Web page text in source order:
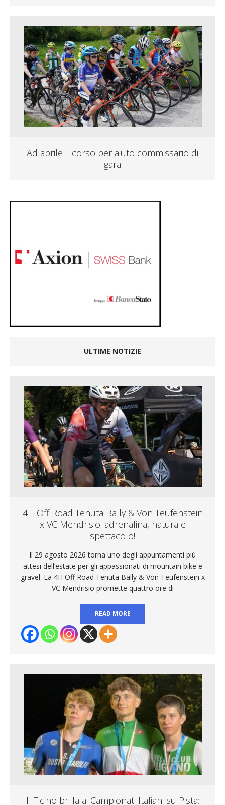
Ad aprile il corso per aiuto commissario di
gara
ULTIME NOTIZIE
4H Off Road Tenuta Bally & Von Teufenstein
x VC Mendrisio: adrenalina, natura e
spettacolo!
Il 29 agosto 2026 torna uno degli appuntamenti più
attesi dell’estate per gli appassionati di mountain bike e
gravel. La 4H Off Road Tenuta Bally & Von Teufenstein x
VC Mendrisio promette quattro ore di
READ MORE
Il Ticino brilla ai Campionati Italiani su Pista: